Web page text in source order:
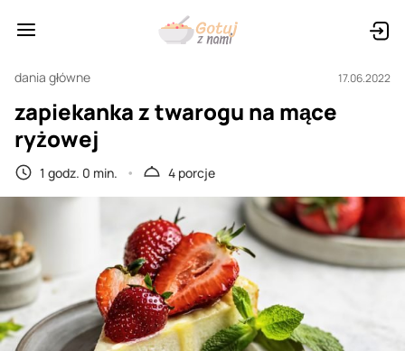
dania główne 17.06.2022
zapiekanka z twarogu na mące
ryżowej
1 godz. 0 min. 4 porcje